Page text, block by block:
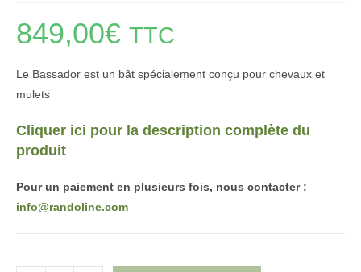
849,00€ TTC
Le Bassador est un bât spécialement conçu pour chevaux et
mulets
Cliquer ici pour la description complète du
produit
Pour un paiement en plusieurs fois, nous contacter :
info@randoline.com